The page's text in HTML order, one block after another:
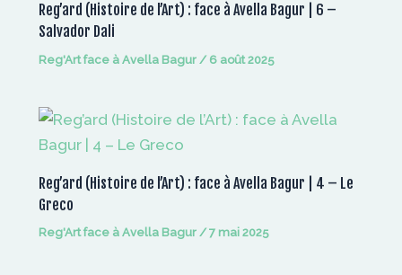
Reg’ard (Histoire de l’Art) : face à Avella Bagur | 6 –
Salvador Dali
Reg'Art face à Avella Bagur/ 6 août 2025
Reg’ard (Histoire de l’Art) : face à Avella Bagur | 4 – Le
Greco
Reg'Art face à Avella Bagur/7 mai 2025